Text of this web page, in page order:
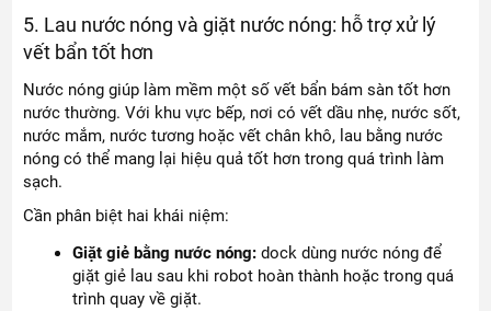
5. Lau nước nóng và giặt nước nóng: hỗ trợ xử lý
vết bẩn tốt hơn
Nước nóng giúp làm mềm một số vết bẩn bám sàn tốt hơn
nước thường. Với khu vực bếp, nơi có vết dầu nhẹ, nước sốt,
nước mắm, nước tương hoặc vết chân khô, lau bằng nước
nóng có thể mang lại hiệu quả tốt hơn trong quá trình làm
sạch.
Cần phân biệt hai khái niệm:
Giặt giẻ bằng nước nóng: dock dùng nước nóng để
giặt giẻ lau sau khi robot hoàn thành hoặc trong quá
trình quay về giặt.